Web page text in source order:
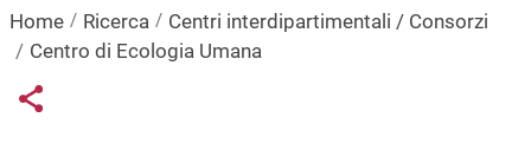
Home Ricerca
Centri interdipartimentali / Consorzi
Centro di Ecologia Umana
Links condivisione social
Share button